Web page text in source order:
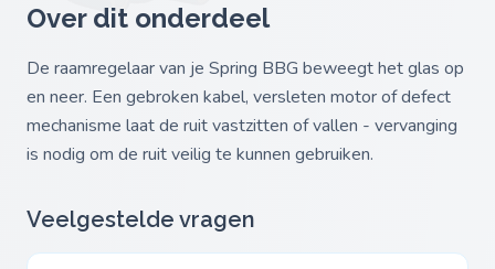
Over dit onderdeel
De raamregelaar van je Spring BBG beweegt het glas op
en neer. Een gebroken kabel, versleten motor of defect
mechanisme laat de ruit vastzitten of vallen - vervanging
is nodig om de ruit veilig te kunnen gebruiken.
Veelgestelde vragen